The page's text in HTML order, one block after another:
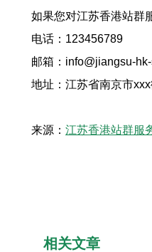
如果您对江苏香港站群
电话：123456789
邮箱：info@jiangsu-
地址：江苏省南京市
来源： 江苏香港站群服
相关文章